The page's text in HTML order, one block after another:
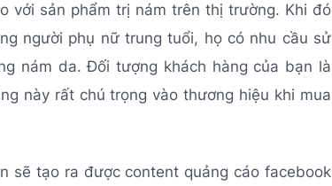
với sản phẩm trị nám trên thị trường. Khi đó
người phụ nữ trung tuổi, họ có nhu cầu sử
nám da. Đối tượng khách hàng của bạn là
này rất chú trọng vào thương hiệu khi mua
sẽ tạo ra được content quảng cáo facebook